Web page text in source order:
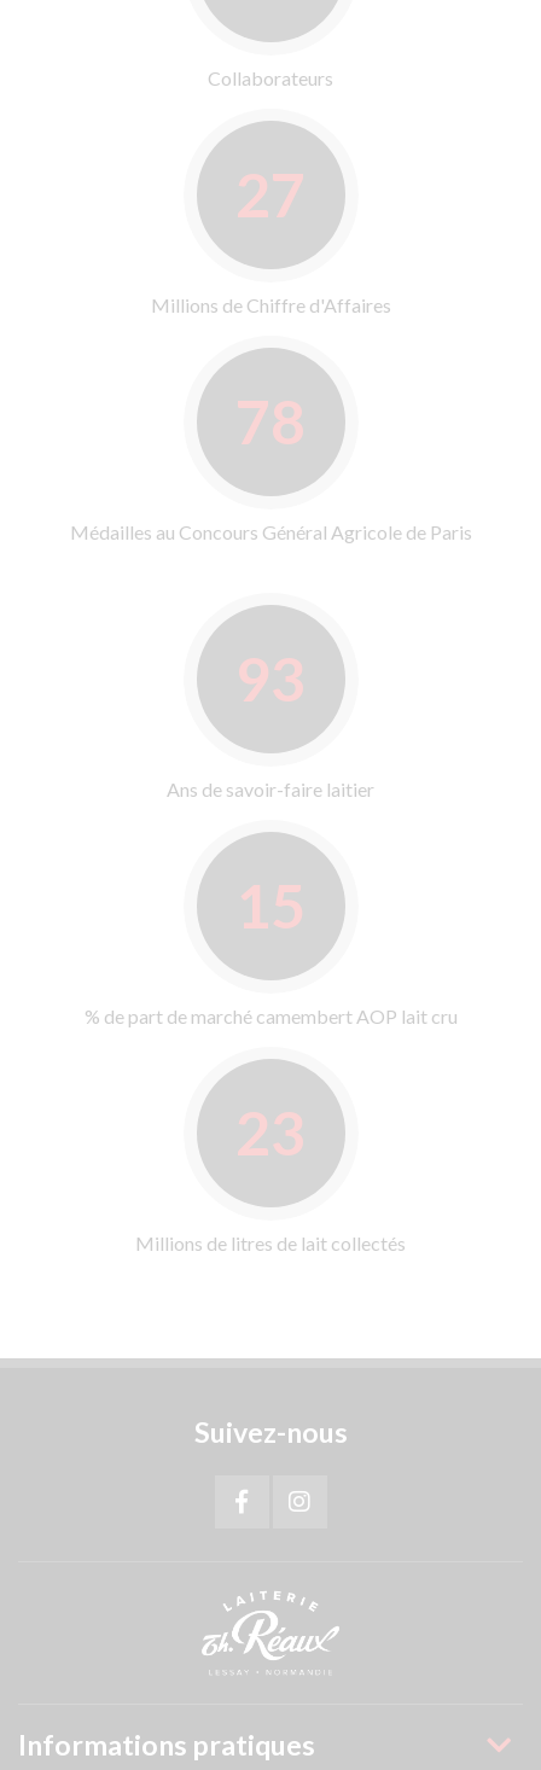
Collaborateurs
27
Millions de Chiffre d'Affaires
78
Médailles au Concours Général Agricole de Paris
93
Ans de savoir-faire laitier
15
% de part de marché camembert AOP lait cru
23
Millions de litres de lait collectés
Suivez-nous
Informations pratiques